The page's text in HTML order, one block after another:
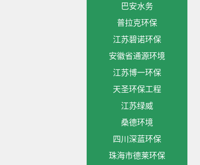
巴安水务
普拉克环保
江苏碧诺环保
安徽省通源环境
江苏博一环保
天圣环保工程
江苏绿威
桑德环境
四川深蓝环保
珠海市德莱环保